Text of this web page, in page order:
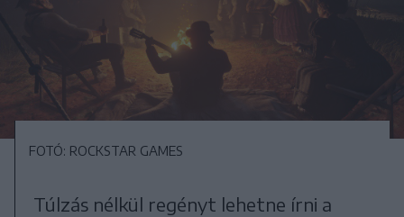
FOTÓ: ROCKSTAR GAMES
Túlzás nélkül regényt lehetne írni a